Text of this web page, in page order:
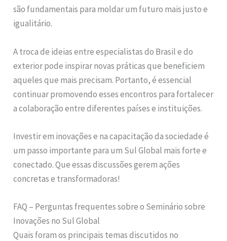
são fundamentais para moldar um futuro mais justo e
igualitário.
A troca de ideias entre especialistas do Brasil e do
exterior pode inspirar novas práticas que beneficiem
aqueles que mais precisam. Portanto, é essencial
continuar promovendo esses encontros para fortalecer
a colaboração entre diferentes países e instituições.
Investir em inovações e na capacitação da sociedade é
um passo importante para um Sul Global mais forte e
conectado. Que essas discussões gerem ações
concretas e transformadoras!
FAQ – Perguntas frequentes sobre o Seminário sobre
Inovações no Sul Global
Quais foram os principais temas discutidos no